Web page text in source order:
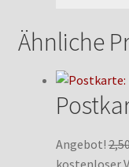
Ähnliche
Angebot!
kostenloser